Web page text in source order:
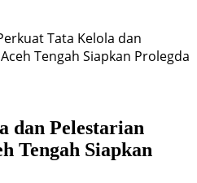
Tata Kelola dan
Tengah Siapkan Prolegda
dan Pelestarian
Tengah Siapkan